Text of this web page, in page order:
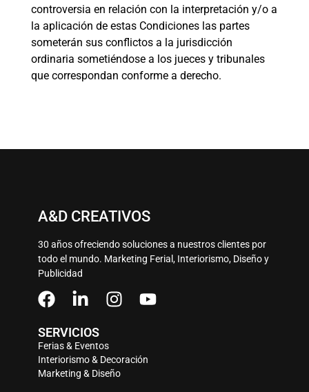
controversia en relación con la interpretación y/o a
la aplicación de estas Condiciones las partes
someterán sus conflictos a la jurisdicción
ordinaria sometiéndose a los jueces y tribunales
que correspondan conforme a derecho.
A&D CREATIVOS
30 años ofreciendo soluciones a nuestros clientes por
todo el mundo. Marketing Ferial, Interiorismo, Diseño y
Publicidad
SERVICIOS
Ferias & Eventos
Interiorismo & Decoración
Marketing & Diseño